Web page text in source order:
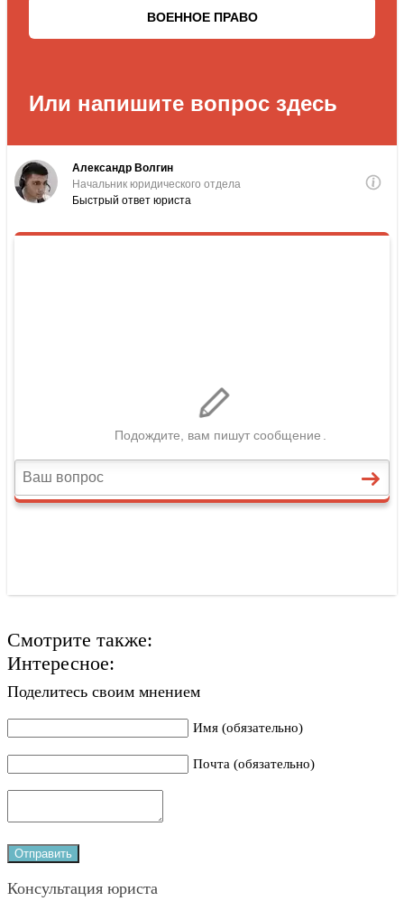
Смотрите также:
Интересное:
Поделитесь своим мнением
Имя (обязательно)
Почта (обязательно)
Консультация юриста